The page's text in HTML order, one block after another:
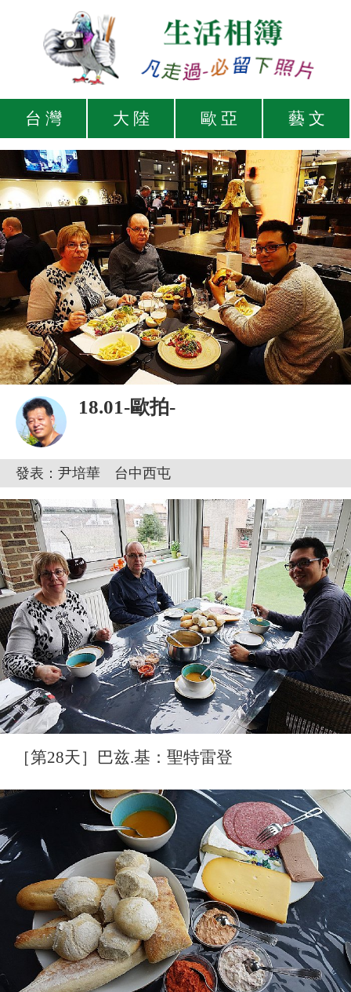
台 灣 大 陸 歐 亞 藝 文
18.01-歐拍-
發表：尹培華 台中西屯
［第28天］巴兹.基：聖特雷登